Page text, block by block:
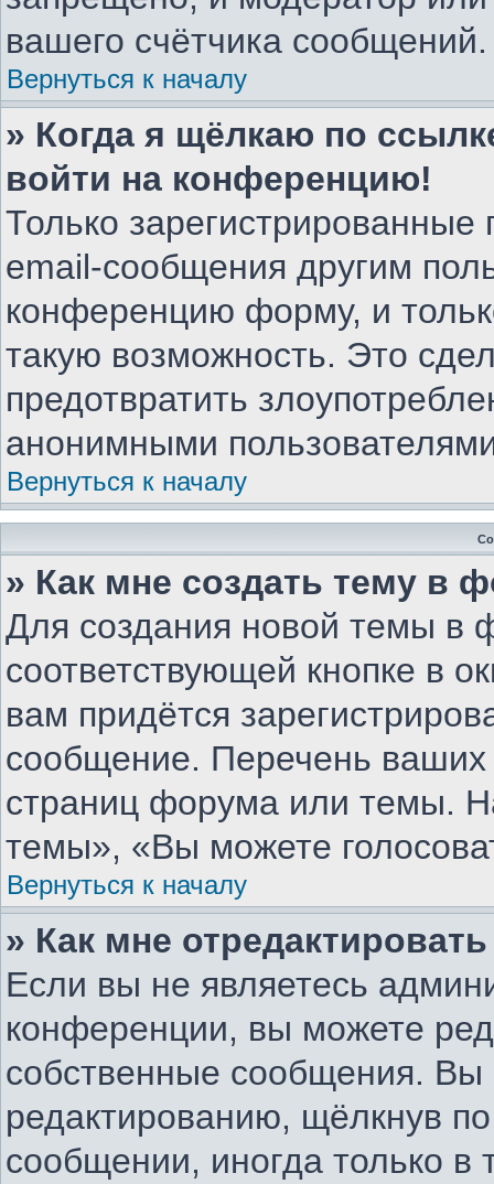
вашего счётчика сообщений.
Вернуться к началу
» Когда я щёлкаю по
войти на конференцию!
Только зарегистрированные
email-сообщения другим
конференцию форму, и
такую возможность. Это
предотвратить
анонимными
Вернуться к началу
» Как мне создать тему в
Для создания новой темы в
соответствующей кнопке в
вам придётся
сообщение. Перечень ваших
страниц форума или темы.
темы», «Вы можете
Вернуться к началу
» Как мне
Если вы не являетесь
конференции, вы можете
собственные сообщения. Вы
редактированию, щёлкнув
сообщении, иногда только в